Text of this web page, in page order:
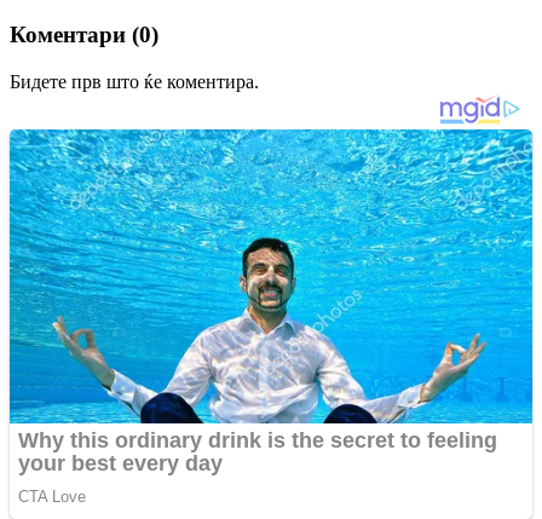
Коментари (0)
Бидете прв што ќе коментира.